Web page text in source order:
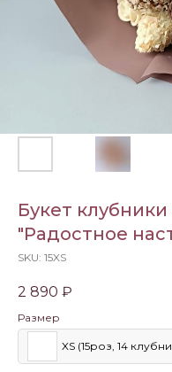
Букет
"Радостное
SKU: 15XS
2 890 ₽
Размер
XS (15роз, 14